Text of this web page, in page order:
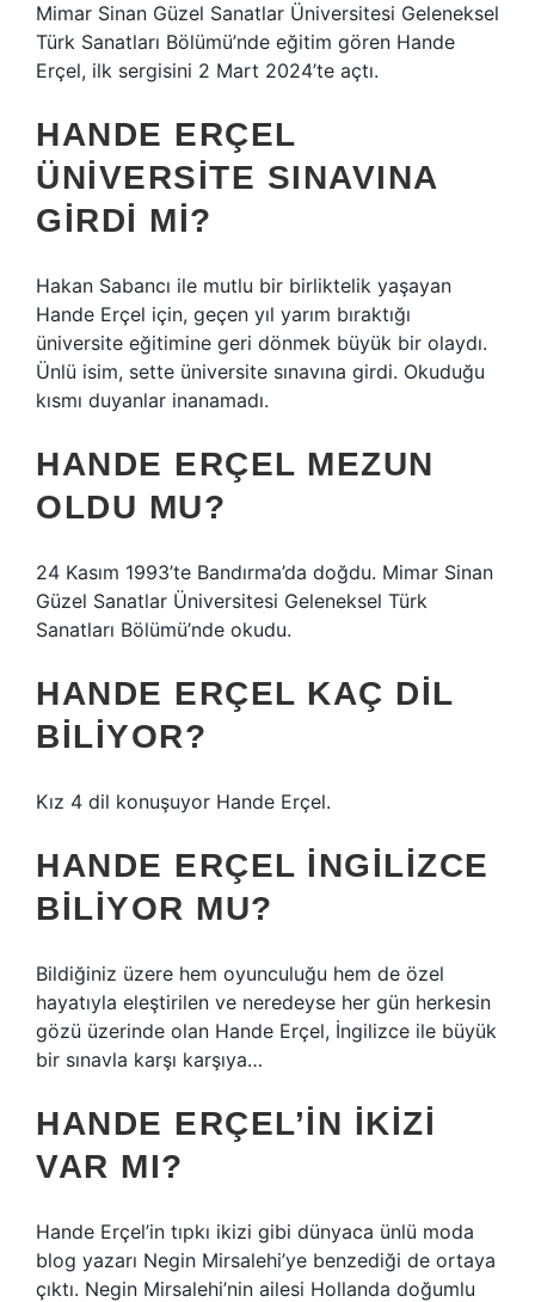
Mimar Sinan Güzel Sanatlar Üniversitesi Geleneksel
Türk Sanatları Bölümü’nde eğitim gören Hande
Erçel, ilk sergisini 2 Mart 2024’te açtı.
HANDE ERÇEL
ÜNIVERSITE SINAVINA
GIRDI MI?
Hakan Sabancı ile mutlu bir birliktelik yaşayan
Hande Erçel için, geçen yıl yarım bıraktığı
üniversite eğitimine geri dönmek büyük bir olaydı.
Ünlü isim, sette üniversite sınavına girdi. Okuduğu
kısmı duyanlar inanamadı.
HANDE ERÇEL MEZUN
OLDU MU?
24 Kasım 1993’te Bandırma’da doğdu. Mimar Sinan
Güzel Sanatlar Üniversitesi Geleneksel Türk
Sanatları Bölümü’nde okudu.
HANDE ERÇEL KAÇ DIL
BILIYOR?
Kız 4 dil konuşuyor Hande Erçel.
HANDE ERÇEL INGILIZCE
BILIYOR MU?
Bildiğiniz üzere hem oyunculuğu hem de özel
hayatıyla eleştirilen ve neredeyse her gün herkesin
gözü üzerinde olan Hande Erçel, İngilizce ile büyük
bir sınavla karşı karşıya…
HANDE ERÇEL’IN IKIZI
VAR MI?
Hande Erçel’in tıpkı ikizi gibi dünyaca ünlü moda
blog yazarı Negin Mirsalehi’ye benzediği de ortaya
çıktı. Negin Mirsalehi’nin ailesi Hollanda doğumlu